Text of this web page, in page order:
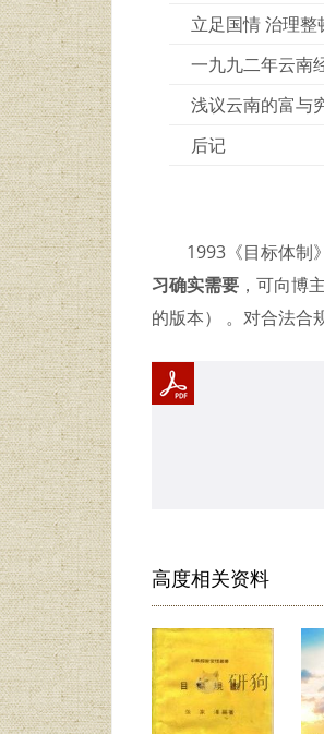
立足国情 治理整
一九九二年云南
浅议云南的富与
后记
1993《目标体制
习确实需要 ，可向博
的版本） 。对合法合
高度相关资料